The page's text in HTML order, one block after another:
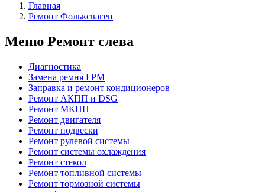
Главная
Ремонт Фольксваген
Меню Ремонт слева
Диагностика
Замена ремня ГРМ
Заправка и ремонт кондиционеров
Ремонт АКПП и DSG
Ремонт МКПП
Ремонт двигателя
Ремонт подвески
Ремонт рулевой системы
Ремонт системы охлаждения
Ремонт стекол
Ремонт топливной системы
Ремонт тормозной системы